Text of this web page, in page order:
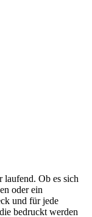
laufend. Ob es sich
oder ein
und für jede
bedruckt werden